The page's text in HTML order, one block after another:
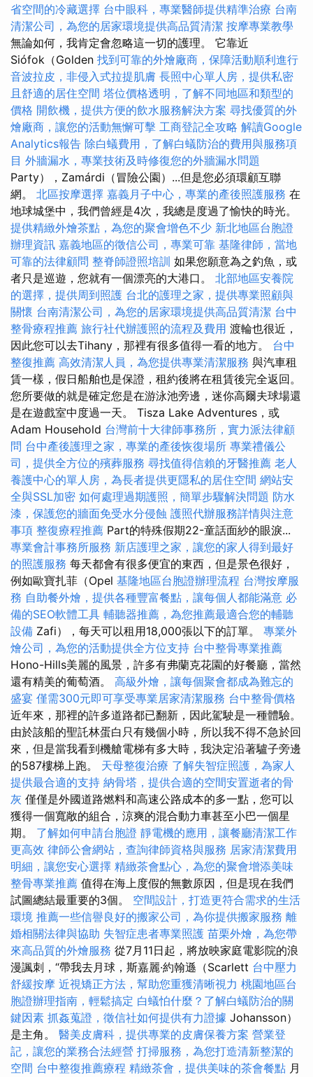
省空間的冷藏選擇 台中眼科，專業醫師提供精準治療 台南
清潔公司，為您的居家環境提供高品質清潔 按摩專業教學
無論如何，我肯定會忽略這一切的護理。 它靠近
Siófok（Golden 找到可靠的外燴廠商，保障活動順利進行
音波拉皮，非侵入式拉提肌膚 長照中心單人房，提供私密
且舒適的居住空間 塔位價格透明，了解不同地區和類型的
價格 開飲機，提供方便的飲水服務解決方案 尋找優質的外
燴廠商，讓您的活動無懈可擊 工商登記全攻略 解讀Google
Analytics報告 除白蟻費用，了解白蟻防治的費用與服務項
目 外牆漏水，專業技術及時修復您的外牆漏水問題
Party），Zamárdi（冒險公園）...但是您必須環顧互聯
網。 北區按摩選擇 嘉義月子中心，專業的產後照護服務 在
地球城堡中，我們曾經是4次，我總是度過了愉快的時光。
提供精緻外燴茶點，為您的聚會增色不少 新北地區台胞證
辦理資訊 嘉義地區的徵信公司，專業可靠 基隆律師，當地
可靠的法律顧問 整脊師證照培訓 如果您願意為之釣魚，或
者只是巡遊，您就有一個漂亮的大港口。 北部地區安養院
的選擇，提供周到照護 台北的護理之家，提供專業照顧與
關懷 台南清潔公司，為您的居家環境提供高品質清潔 台中
整骨療程推薦 旅行社代辦護照的流程及費用 渡輪也很近，
因此您可以去Tihany，那裡有很多值得一看的地方。 台中
整復推薦 高效清潔人員，為您提供專業清潔服務 與汽車租
賃一樣，假日船舶也是保證，租約後將在租賃後完全返回。
您所要做的就是確定您是在游泳池旁邊，迷你高爾夫球場還
是在遊戲室中度過一天。 Tisza Lake Adventures，或
Adam Household 台灣前十大律師事務所，實力派法律顧
問 台中產後護理之家，專業的產後恢復場所 專業禮儀公
司，提供全方位的殯葬服務 尋找值得信賴的牙醫推薦 老人
養護中心的單人房，為長者提供更隱私的居住空間 網站安
全與SSL加密 如何處理過期護照，簡單步驟解決問題 防水
漆，保護您的牆面免受水分侵蝕 護照代辦服務詳情與注意
事項 整復療程推薦 Part的特殊假期22-童話面紗的眼淚...
專業會計事務所服務 新店護理之家，讓您的家人得到最好
的照護服務 每天都會有很多便宜的東西，但是景色很好，
例如歐寶扎菲（Opel 基隆地區台胞證辦理流程 台灣按摩服
務 自助餐外燴，提供各種豐富餐點，讓每個人都能滿意 必
備的SEO軟體工具 輔聽器推薦，為您推薦最適合您的輔聽
設備 Zafi），每天可以租用18,000張以下的訂單。 專業外
燴公司，為您的活動提供全方位支持 台中整骨專業推薦
Hono-Hills美麗的風景，許多有弗蘭克花園的好餐廳，當然
還有精美的葡萄酒。 高級外燴，讓每個聚會都成為難忘的
盛宴 僅需300元即可享受專業居家清潔服務 台中整骨價格
近年來，那裡的許多道路都已翻新，因此駕駛是一種體驗。
由於該船的聖託林蛋白只有幾個小時，所以我不得不急於回
來，但是當我看到機艙電梯有多大時，我決定沿著驢子旁邊
的587樓梯上跑。 天母整復治療 了解失智症照護，為家人
提供最合適的支持 納骨塔，提供合適的空間安置逝者的骨
灰 僅僅是外國道路燃料和高速公路成本的多一點，您可以
獲得一個寬敞的組合，涼爽的混合動力車甚至小巴一個星
期。 了解如何申請台胞證 靜電機的應用，讓餐廳清潔工作
更高效 律師公會網站，查詢律師資格與服務 居家清潔費用
明細，讓您安心選擇 精緻茶會點心，為您的聚會增添美味
整骨專業推薦 值得在海上度假的無數原因，但是現在我們
試圖總結最重要的3個。 空間設計，打造更符合需求的生活
環境 推薦一些信譽良好的搬家公司，為你提供搬家服務 離
婚相關法律與協助 失智症患者專業照護 苗栗外燴，為您帶
來高品質的外燴服務 從7月11日起，將放映家庭電影院的浪
漫諷刺，“帶我去月球，斯嘉麗·約翰遜（Scarlett 台中壓力
舒緩按摩 近視矯正方法，幫助您重獲清晰視力 桃園地區台
胞證辦理指南，輕鬆搞定 白蟻怕什麼？了解白蟻防治的關
鍵因素 抓姦蒐證，徵信社如何提供有力證據 Johansson）
是主角。 醫美皮膚科，提供專業的皮膚保養方案 營業登
記，讓您的業務合法經營 打掃服務，為您打造清新整潔的
空間 台中整復推薦療程 精緻茶會，提供美味的茶會餐點 月